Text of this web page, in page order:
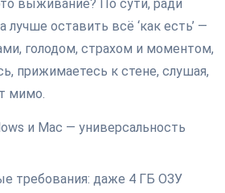
выживание? По сути, ради
оставить всё ‘как есть’ —
голодом, страхом и моментом,
прижимаетесь к стене, слушая,
мимо.
и Mac — универсальность
требования: даже 4 ГБ ОЗУ